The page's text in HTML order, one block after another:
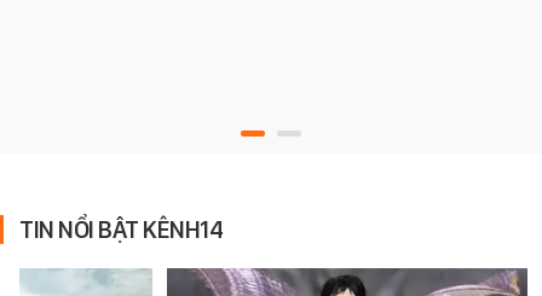
TIN NỔI BẬT KÊNH14